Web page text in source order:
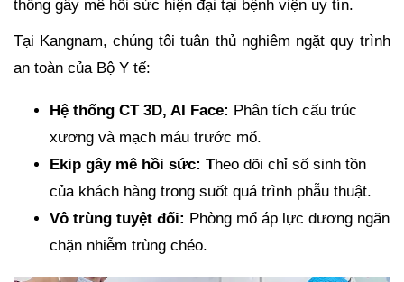
thống gây mê hồi sức hiện đại tại bệnh viện uy tín.
Tại Kangnam, chúng tôi tuân thủ nghiêm ngặt quy trình
an toàn của Bộ Y tế:
Hệ thống CT 3D, AI Face: Phân tích cấu trúc
xương và mạch máu trước mổ.
Ekip gây mê hồi sức: Theo dõi chỉ số sinh tồn
của khách hàng trong suốt quá trình phẫu thuật.
Vô trùng tuyệt đối: Phòng mổ áp lực dương ngăn
chặn nhiễm trùng chéo.